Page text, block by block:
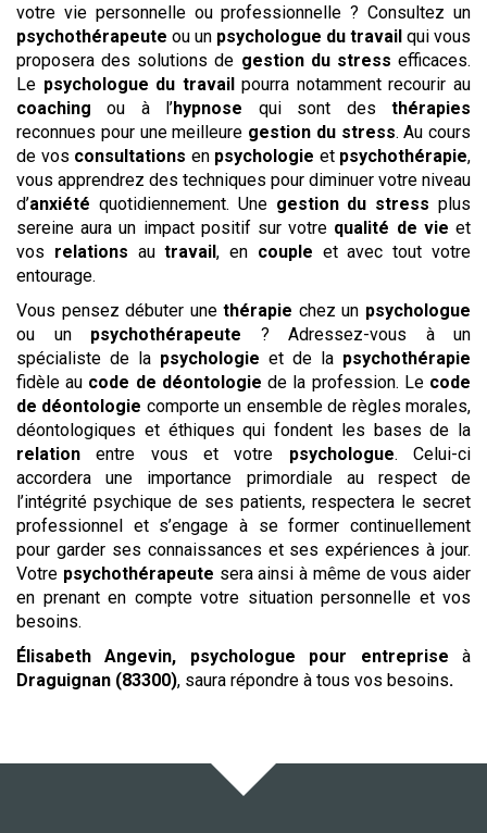
votre vie personnelle ou professionnelle ? Consultez un
psychothérapeute ou un psychologue du travail qui vous
proposera des solutions de gestion du stress efficaces.
Le psychologue du travailpourra notamment recourir au
coaching ou à l’hypnose qui sont desthérapies
reconnues pour une meilleure gestion du stress. Au cours
de vos consultations en psychologie et psychothérapie,
vous apprendrez des techniques pour diminuer votre niveau
d’anxiété quotidiennement. Une gestion du stress plus
sereine aura un impact positif sur votre qualité de vie et
vos relations autravail, en couple et avec tout votre
entourage.
Vous pensez débuter unethérapie chez un psychologue
ou un psychothérapeute ? Adressez-vous à un
spécialiste de la psychologie et de la psychothérapie
fidèle au code de déontologie de la profession. Le code
de déontologie comporte un ensemble de règles morales,
déontologiques et éthiques qui fondent les bases de la
relation entre vous et votre psychologue. Celui-ci
accordera une importance primordiale au respect de
l’intégrité psychique de ses patients, respectera le secret
professionnel et s’engage à se former continuellement
pour garder ses connaissances et ses expériences à jour.
Votre psychothérapeute sera ainsi à même de vous aider
en prenant en compte votre situation personnelle et vos
besoins.
Élisabeth Angevin, psychologue pour entreprise
à
Draguignan (83300), saura répondre à tous vos besoins.